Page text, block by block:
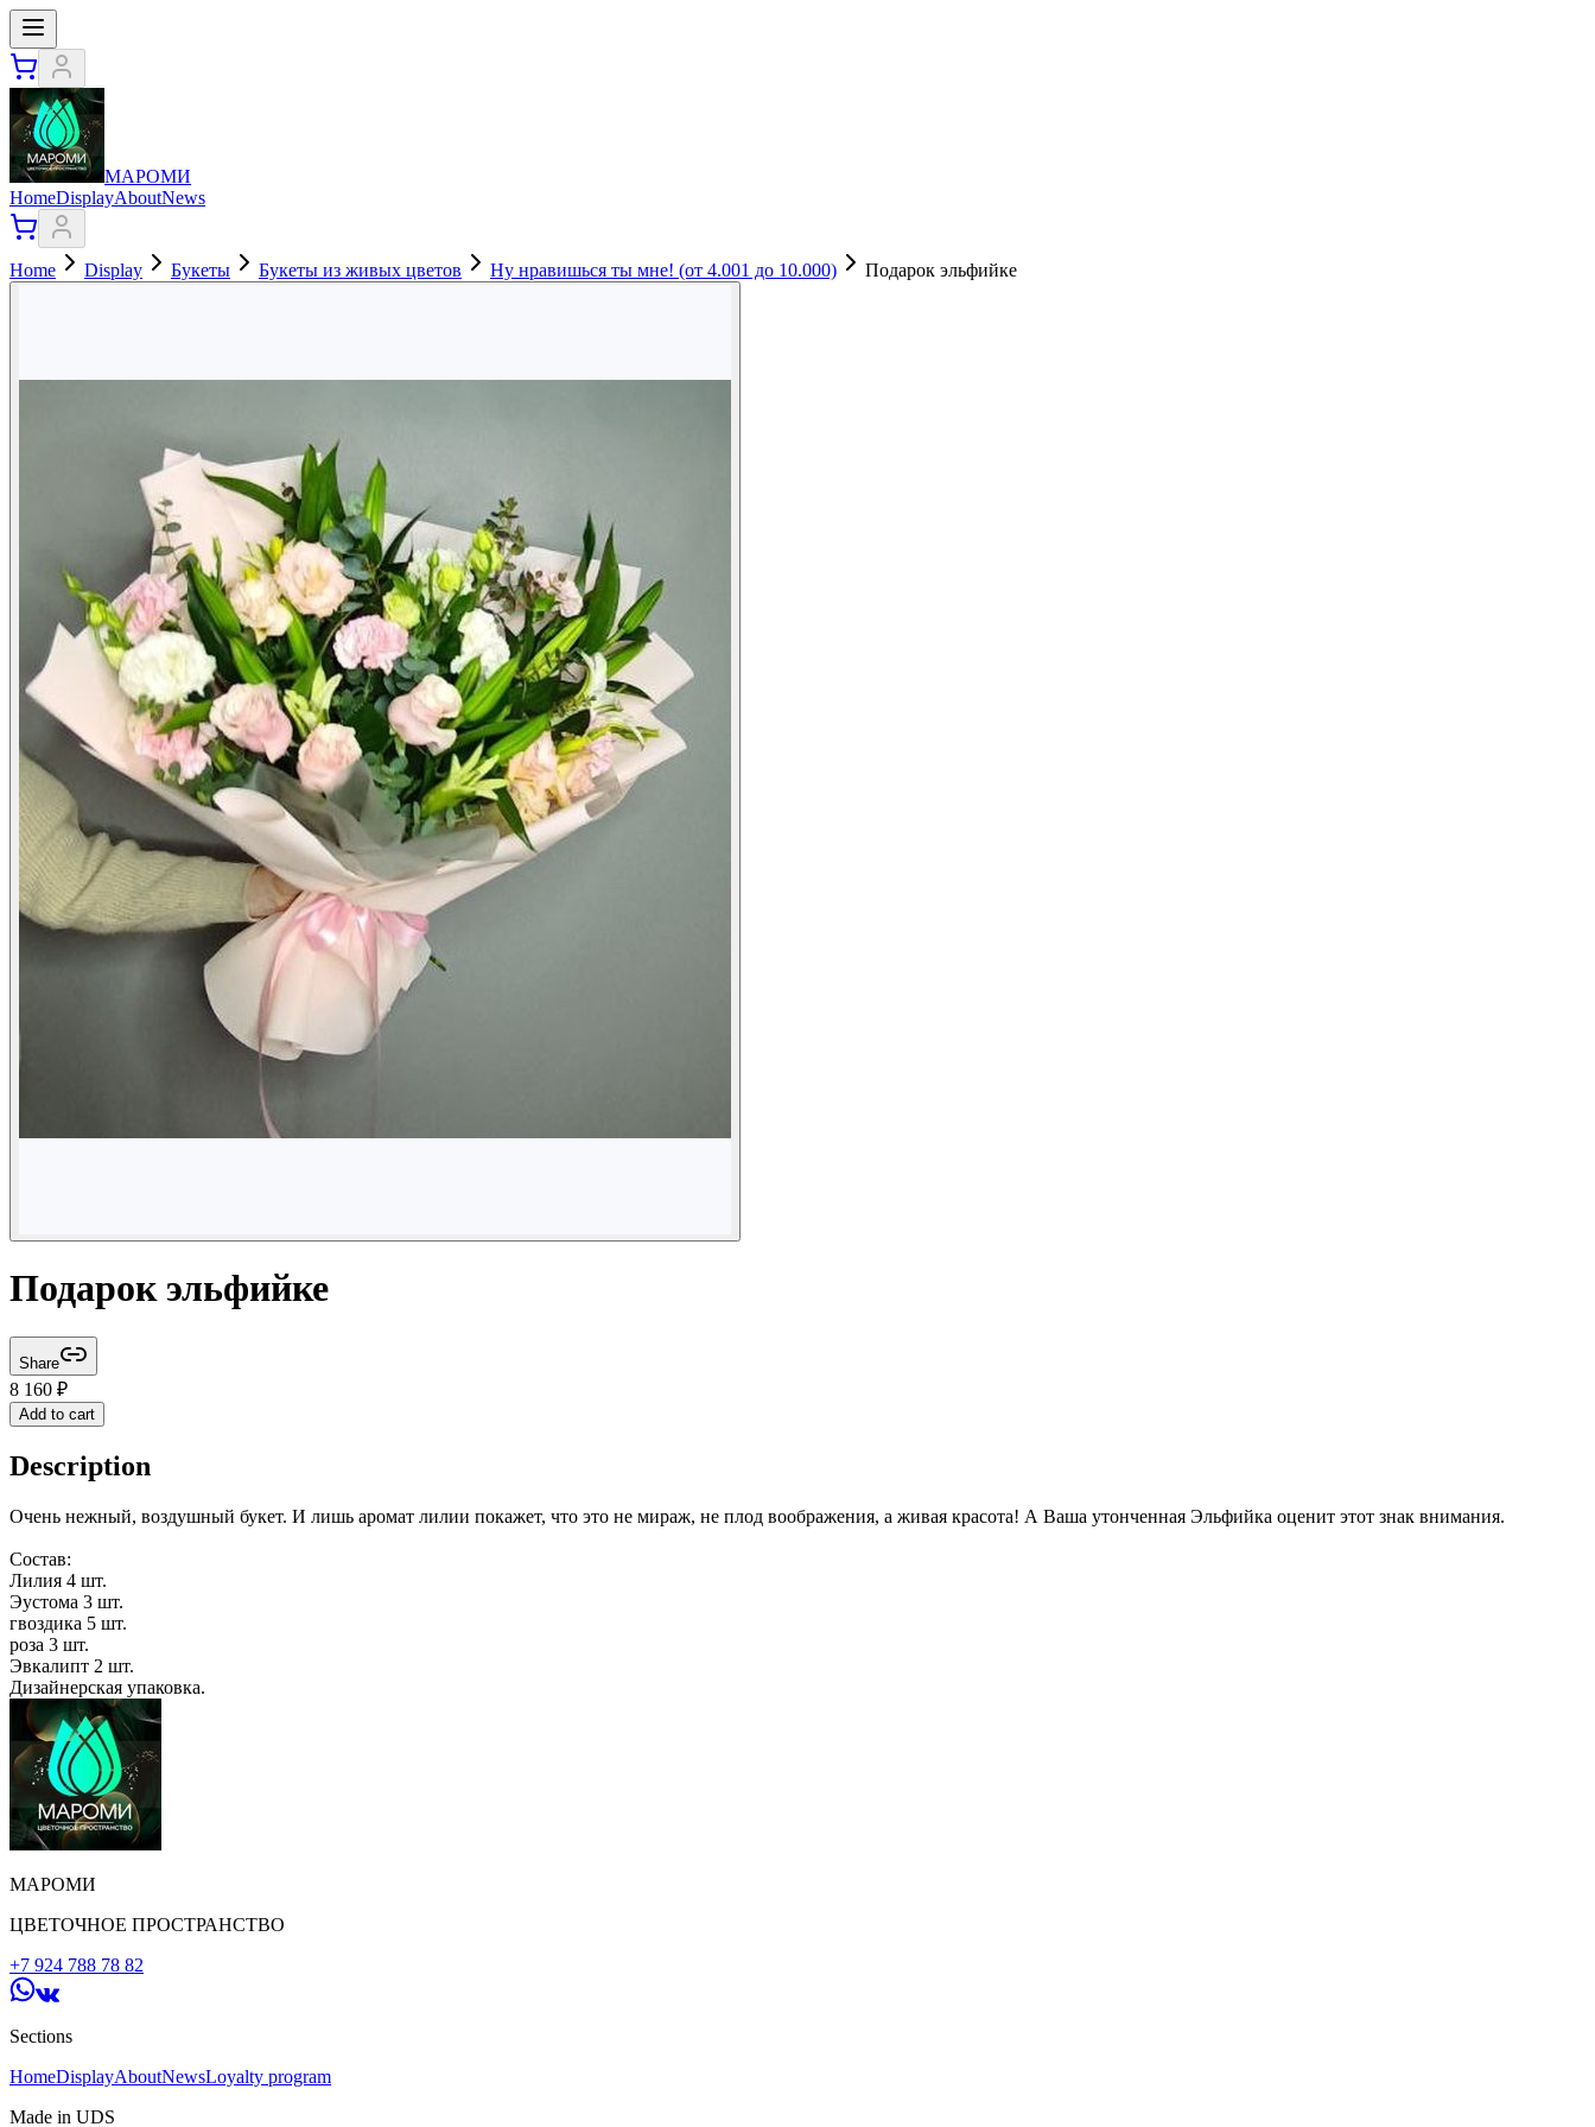
МАРОМИ
HomeDisplayAboutNews
Home Display Букеты Букеты из живых цветов Ну нравишься ты мне! (от 4.001 до 10.000) Подарок эльфийке
Подарок эльфийке
Share
8 160 ₽
Add to cart
Description
Очень нежный, воздушный букет. И лишь аромат лилии покажет, что это не мираж, не плод воображения, а живая красота! А Ваша утонченная Эльфийка оценит этот знак внимания.
Состав:
Лилия 4 шт.
Эустома 3 шт.
гвоздика 5 шт.
роза 3 шт.
Эвкалипт 2 шт.
Дизайнерская упаковка.
МАРОМИ
ЦВЕТОЧНОЕ ПРОСТРАНСТВО
+7 924 788 78 82
Sections
HomeDisplayAboutNewsLoyalty program
Made in UDS